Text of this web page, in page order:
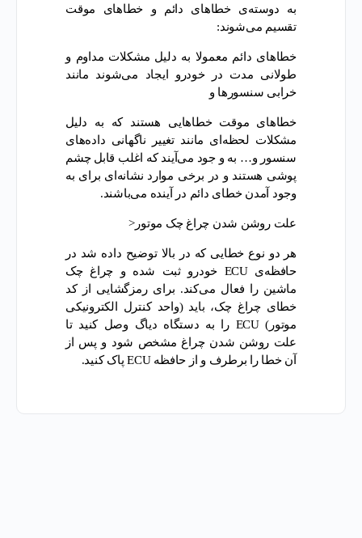
به دوسته‌ی خطا‌های دائم و خطا‌های موقت
تقسیم می‌شوند:
خطا‌های دائم معمولا به دلیل مشکلات مداوم و
طولانی مدت در خودرو ایجاد می‌شوند مانند
خرابی سنسور‌ها و
خطا‌های موقت خطا‌هایی هستند که به دلیل
مشکلات لحظه‌ای مانند تغییر ناگهانی داده‌های
سنسور و… به و جود می‌آیند که اغلب قابل چشم
پوشی هستند و در برخی موارد نشانه‌ای برای به
وجود آمدن خطای دائم در آینده می‌باشند.
علت روشن شدن چراغ چک موتور<
هر دو نوع خطایی که در بالا توضیح داده شد در
حافظه‌ی ECU خودرو ثبت شده و چراغ چک
ماشین را فعال می‌کند. برای رمزگشایی از کد
خطای چراغ چک، باید (واحد کنترل الکترونیکی
موتور) ECU را به دستگاه دیاگ وصل کنید تا
علت روشن شدن چراغ مشخص شود و پس از
آن خطا را برطرف و از حافظه ECU پاک کنید.